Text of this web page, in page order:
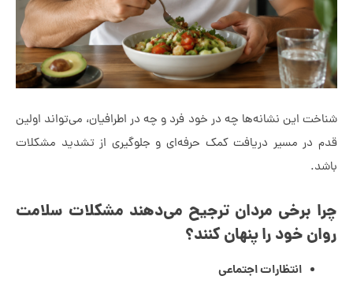
نشانه‌ها چه در خود فرد و چه در اطرافیان، می‌تواند اولین
مسیر دریافت کمک حرفه‌ای و جلوگیری از تشدید مشکلات
مردان ترجیح می‌دهند مشکلات سلامت
را پنهان کنند؟
انتظارات اجتماعی